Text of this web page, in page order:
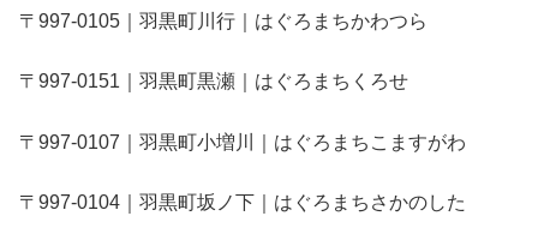
〒997-0105｜羽黒町川行｜はぐろまちかわつら
〒997-0151｜羽黒町黒瀬｜はぐろまちくろせ
〒997-0107｜羽黒町小増川｜はぐろまちこますがわ
〒997-0104｜羽黒町坂ノ下｜はぐろまちさかのした